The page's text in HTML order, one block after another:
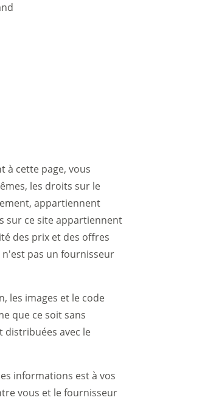
à cette page, vous
les droits sur le
appartiennent
sur ce site appartiennent
des prix et des offres
n'est pas un fournisseur
les images et le code
que ce soit sans
distribuées avec le
informations est à vos
vous et le fournisseur